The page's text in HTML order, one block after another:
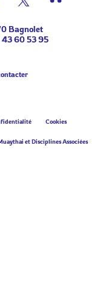
Bagnolet
43 60 53 95
Cookies
et Disciplines Associées